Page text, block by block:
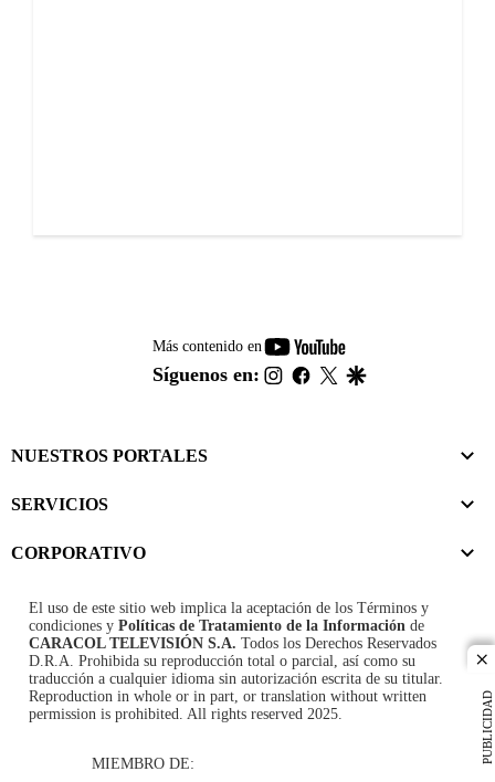
PUBLICIDAD
Más contenido en
youtube-
footer
Síguenos en: instagram
facebook
twitter
NUESTROS PORTALES
SERVICIOS
CORPORATIVO
El uso de este sitio web implica la aceptación de los Términos y
condiciones y Políticas de Tratamiento de la Información de
CARACOL TELEVISIÓN S.A. Todos los Derechos Reservados
D.R.A. Prohibida su reproducción total o parcial, así como su
traducción a cualquier idioma sin autorización escrita de su titular.
Reproduction in whole or in part, or translation without written
permission is prohibited. All rights reserved 2025.
MIEMBRO DE: